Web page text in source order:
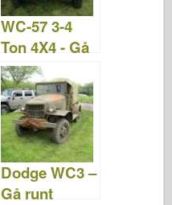
WC-57 3-4
Ton 4X4 - Gå
runt
Dodge WC3 –
Gå runt